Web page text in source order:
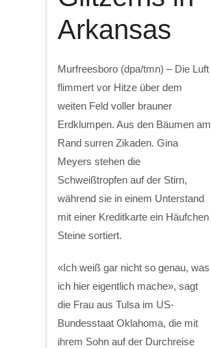
Arkansas
Murfreesboro (dpa/tmn) – Die Luft
flimmert vor Hitze über dem
weiten Feld voller brauner
Erdklumpen. Aus den Bäumen am
Rand surren Zikaden. Gina
Meyers stehen die
Schweißtropfen auf der Stirn,
während sie in einem Unterstand
mit einer Kreditkarte ein Häufchen
Steine sortiert.
«Ich weiß gar nicht so genau, was
ich hier eigentlich mache», sagt
die Frau aus Tulsa im US-
Bundesstaat Oklahoma, die mit
ihrem Sohn auf der Durchreise